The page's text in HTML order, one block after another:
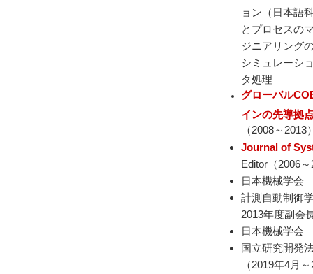
ョン（日本語
とプロセスの
ジニアリング
シミュレーシ
タ処理
グローバル
インの先導拠
（2008～2013
Journal of
Editor （2006
日本機械学会
計測自動制御
2013年度副会
日本機械学会
国立研究開発
（2019年4月